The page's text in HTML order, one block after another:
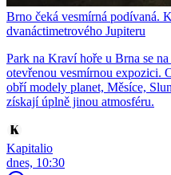
Brno čeká vesmírná podívaná.
dvanáctimetrového Jupiteru
Park na Kraví hoře u Brna se
otevřenou vesmírnou expozici.
obří modely planet, Měsíce,
získají úplně jinou atmosféru.
Kapitalio
dnes, 10:30